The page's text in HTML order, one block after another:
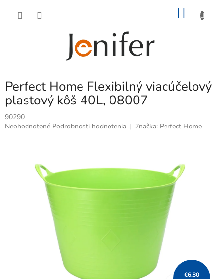
Perfect Home Flexibilný viacúčelový
plastový kôš 40L, 08007
90290
Priemerné
Neohodnotené Podrobnosti hodnotenia Značka: Perfect Home
€6,80